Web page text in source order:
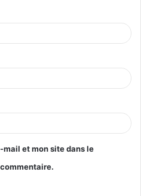
mail et mon site dans le